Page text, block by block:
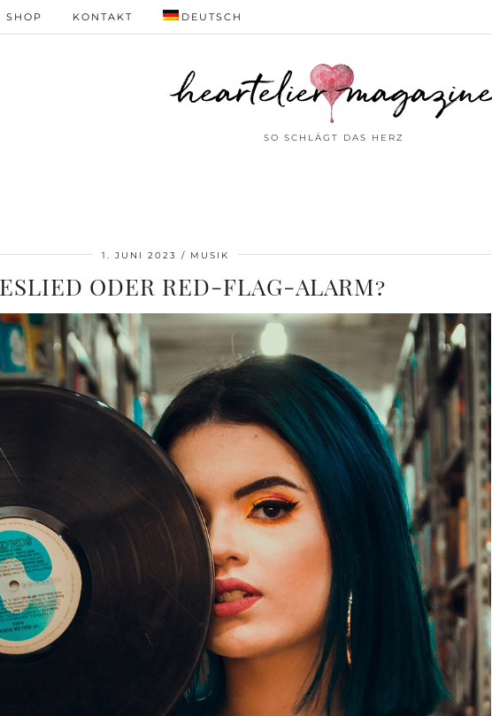
SO SCHLÄGT DAS HERZ
SHOP KONTAKT DEUTSCH
1. JUNI 2023 MUSIK
ODER RED-FLAG-ALARM?